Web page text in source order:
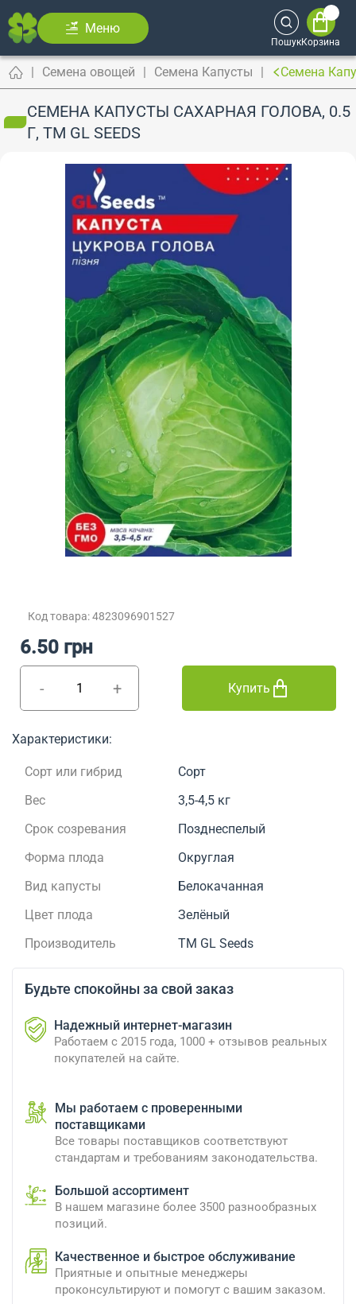
Меню
ПошукКорзина
Семена овощей Семена Капусты Семена
СЕМЕНА КАПУСТЫ САХАРНАЯ ГОЛОВА, 0.5
Г, ТМ GL SEEDS
Код товара: 4823096901527
- +
6.50 грн
Купить
Характеристики:
Сорт или гибрид
Сорт
Вес
3,5-4,5 кг
Срок созревания
Позднеспелый
Форма плода
Округлая
Вид капусты
Белокачанная
Цвет плода
Зелёный
Производитель
ТМ GL Seeds
Будьте спокойны за свой заказ
Надежный интернет-магазин
Работаем с 2015 года, 1000 + отзывов реальных
покупателей на сайте.
Мы работаем с проверенными
поставщиками
Все товары поставщиков соответствуют
стандартам и требованиям законодательства.
Большой ассортимент
В нашем магазине более 3500 разнообразных
позиций.
Качественное и быстрое обслуживание
Приятные и опытные менеджеры
проконсультируют и помогут с вашим заказом.